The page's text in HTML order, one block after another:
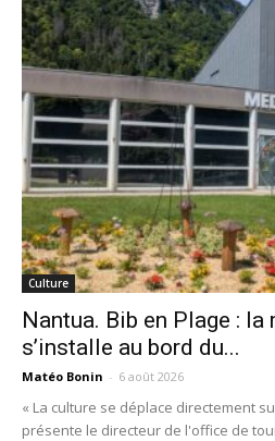
Culture
Nantua. Bib en Plage : la
s’installe au bord du...
Matéo Bonin - 6 août 2026
« La culture se déplace directement
présente le directeur de l'office de